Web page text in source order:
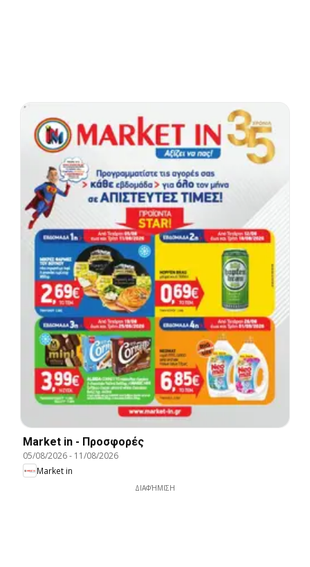
Market in - Προσφορές
05/08/2026- 11/08/2026
Market in
ΔΙΑΦΉΜΙΣΗ